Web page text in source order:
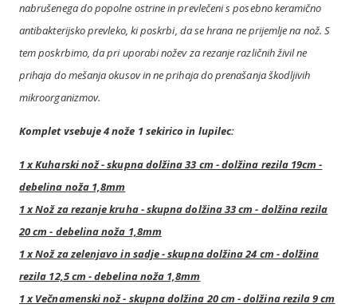
nabrušenega do popolne ostrine in prevlečeni s posebno keramično
antibakterijsko prevleko, ki poskrbi, da se hrana ne prijemlje na nož. S
tem poskrbimo, da pri uporabi nožev za rezanje različnih živil ne
prihaja do mešanja okusov in ne prihaja do prenašanja škodljivih
mikroorganizmov.
Komplet vsebuje 4 nože 1 sekirico in lupilec:
1 x Kuharski nož - skupna dolžina 33 cm - dolžina rezila 19cm -
debelina noža 1,8mm
1 x Nož za rezanje kruha - skupna dolžina 33 cm - dolžina rezila
20 cm - debelina noža 1,8mm
1 x Nož za zelenjavo in sadje - skupna dolžina 24 cm - dolžina
rezila 12,5 cm - debelina noža 1,8mm
1 x Večnamenski nož - skupna dolžina 20 cm - dolžina rezila 9 cm